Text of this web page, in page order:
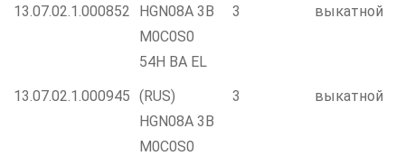
13.07.02.1.000852
HGN08A 3B
M0C0S0
54H BA EL
3 выкатной
13.07.02.1.000945 (RUS)
HGN08A 3B
M0C0S0
3 выкатной